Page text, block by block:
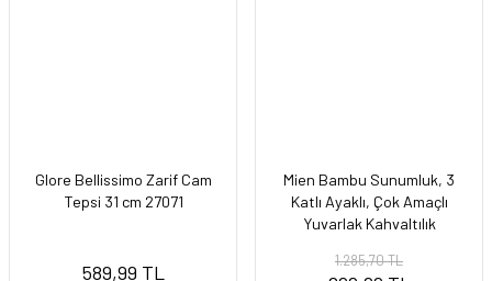
Glore Bellissimo Zarif Cam
Tepsi 31 cm 27071
589,99 TL
Mien Bambu Sunumluk, 3
Katlı Ayaklı, Çok Amaçlı
Yuvarlak Kahvaltılık
1.285,70 TL